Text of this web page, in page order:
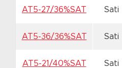
AT5-27/36%SAT Sati
AT5-36/36%SAT Sati
AT5-21/40%SAT Sati